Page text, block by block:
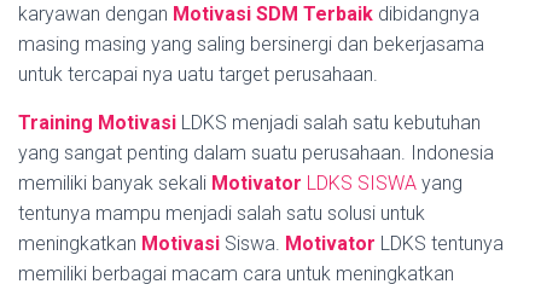
karyawan dengan Motivasi SDM Terbaik dibidangnya
masing masing yang saling bersinergi dan bekerjasama
untuk tercapai nya uatu target perusahaan.
Training Motivasi LDKS menjadi salah satu kebutuhan
yang sangat penting dalam suatu perusahaan. Indonesia
memiliki banyak sekali Motivator LDKS SISWA yang
tentunya mampu menjadi salah satu solusi untuk
meningkatkan Motivasi Siswa. Motivator LDKS tentunya
memiliki berbagai macam cara untuk meningkatkan